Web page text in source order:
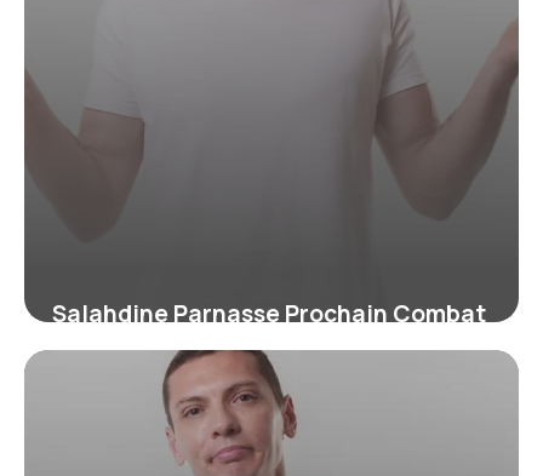
Salahdine Parnasse Prochain Combat
: Infos 2026